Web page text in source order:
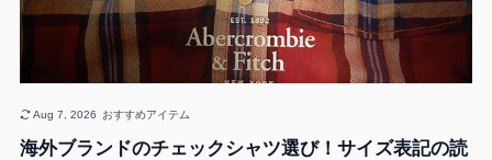
海外ブランドのチェックシャツ選び！サイズ表記の読
Aug 7, 2026 おすすめアイテム